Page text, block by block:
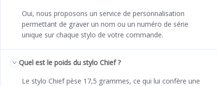
Oui, nous proposons un service de personnalisation
permettant de graver un nom ou un numéro de série
unique sur chaque stylo de votre commande.
Quel est le poids du stylo Chief ?
Le stylo Chief pèse 17,5 grammes, ce qui lui confère une